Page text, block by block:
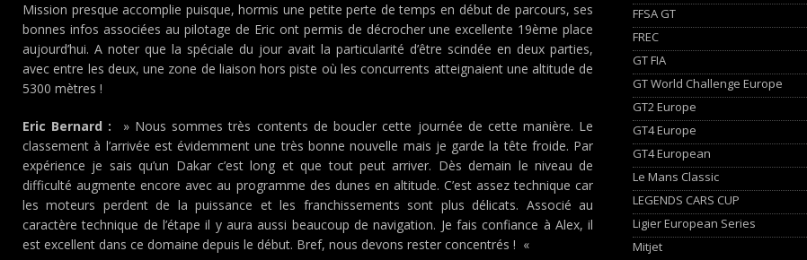
Mission presque accomplie puisque, hormis une petite perte de temps en début de parcours, ses
bonnes infos associées au pilotage de Eric ont permis de décrocher une excellente 19ème place
aujourd’hui. A noter que la spéciale du jour avait la particularité d’être scindée en deux parties,
avec entre les deux, une zone de liaison hors piste où les concurrents atteignaient une altitude de
5300 mètres !
Eric Bernard : » Nous sommes très contents de boucler cette journée de cette manière. Le
classement à l’arrivée est évidemment une très bonne nouvelle mais je garde la tête froide. Par
expérience je sais qu’un Dakar c’est long et que tout peut arriver. Dès demain le niveau de
difficulté augmente encore avec au programme des dunes en altitude. C’est assez technique car
les moteurs perdent de la puissance et les franchissements sont plus délicats. Associé au
caractère technique de l’étape il y aura aussi beaucoup de navigation. Je fais confiance à Alex, il
est excellent dans ce domaine depuis le début. Bref, nous devons rester concentrés ! «
FFSA GT
FREC
GT FIA
GT World Challenge Europe
GT2 Europe
GT4 Europe
GT4 European
Le Mans Classic
LEGENDS CARS CUP
Ligier European Series
Mitjet